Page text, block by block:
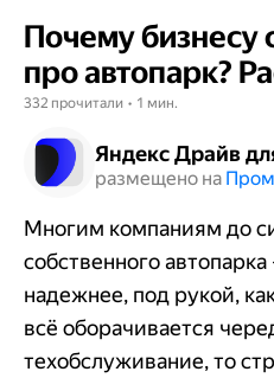
Почему бизнесу
про автопарк?
332 прочитали • 1 мин.
Яндекс Драйв
размещено на
Многим компаниям до
собственного
надежнее, под рукой,
всё оборачивается
техобслуживание, то